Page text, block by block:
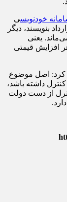
خودنویسی
بنویسند، دیگر
یعنی
افزایش قیمتی
کرد: اصل موضوع
داشته باشد،
از دست دولت